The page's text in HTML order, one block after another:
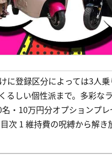
に登録区分によっては3人
るしい個性派まで。多彩な
・10万円分オプションプ
次 1 維持費の呪縛から解